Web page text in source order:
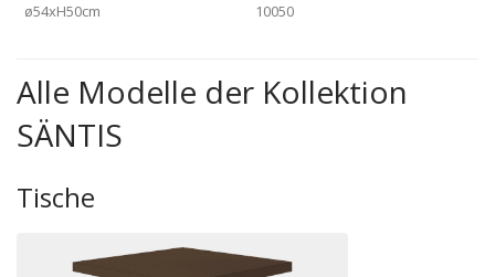
ø54xH50cm
10050
Alle Modelle der Kollektion
SÄNTIS
Tische